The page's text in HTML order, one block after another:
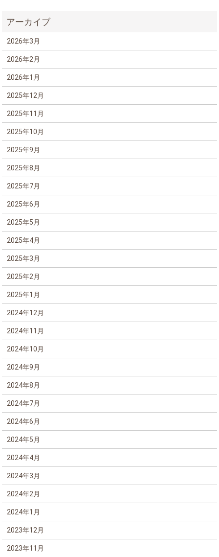
2026年3月
2026年2月
2026年1月
2025年12月
2025年11月
2025年10月
2025年9月
2025年8月
2025年7月
2025年6月
2025年5月
2025年4月
2025年3月
2025年2月
2025年1月
2024年12月
2024年11月
2024年10月
2024年9月
2024年8月
2024年7月
2024年6月
2024年5月
2024年4月
2024年3月
2024年2月
2024年1月
2023年12月
2023年11月